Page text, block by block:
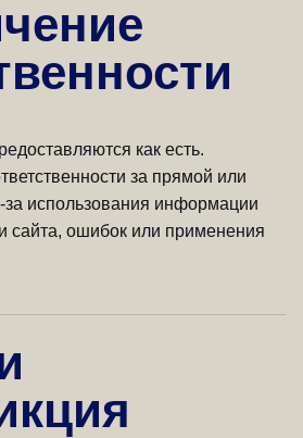
как есть.
за прямой или
использования информации
сайта, ошибок или применения